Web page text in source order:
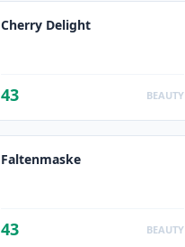
Cherry Delight
43 BEAUTY
Faltenmaske
43 BEAUTY